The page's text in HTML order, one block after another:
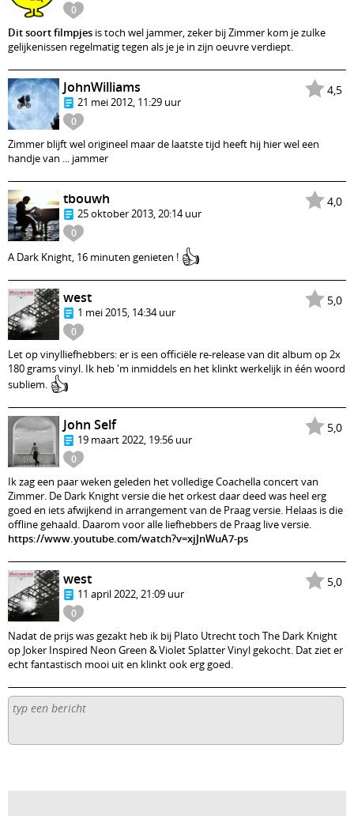
0
Dit soort filmpjes is toch wel jammer, zeker bij Zimmer kom je zulke
gelijkenissen regelmatig tegen als je je in zijn oeuvre verdiept.
4,5
0
JohnWilliams
21 mei 2012, 11:29 uur
Zimmer blijft wel origineel maar de laatste tijd heeft hij hier wel een
handje van ... jammer
4,0
0
tbouwh
25 oktober 2013, 20:14 uur
A Dark Knight, 16 minuten genieten ! 👍
5,0
0
west
1 mei 2015, 14:34 uur
Let op vinylliefhebbers: er is een officiële re-release van dit album op 2x
180 grams vinyl. Ik heb 'm inmiddels en het klinkt werkelijk in één woord
subliem. 👍
5,0
0
John Self
19 maart 2022, 19:56 uur
Ik zag een paar weken geleden het volledige Coachella concert van
Zimmer. De Dark Knight versie die het orkest daar deed was heel erg
goed en iets afwijkend in arrangement van de Praag versie. Helaas is die
offline gehaald. Daarom voor alle liefhebbers de Praag live versie.
https://www.youtube.com/watch?v=xjJnWuA7-ps
5,0
0
west
11 april 2022, 21:09 uur
Nadat de prijs was gezakt heb ik bij Plato Utrecht toch The Dark Knight
op Joker Inspired Neon Green & Violet Splatter Vinyl gekocht. Dat ziet er
echt fantastisch mooi uit en klinkt ook erg goed.